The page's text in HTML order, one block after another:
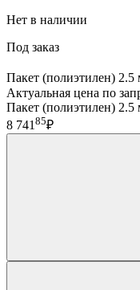
Нет в наличии
Под заказ
Пакет (полиэтилен)
Актуальная цена по
Пакет (полиэтилен) 2.5
8 741 85₽